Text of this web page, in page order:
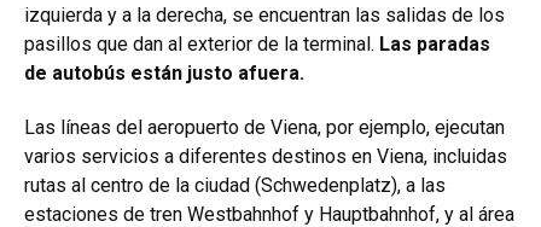
izquierda y a la derecha, se encuentran las salidas de los
pasillos que dan al exterior de la terminal. Las paradas
de autobús están justo afuera.
Las líneas del aeropuerto de Viena, por ejemplo, ejecutan
varios servicios a diferentes destinos en Viena, incluidas
rutas al centro de la ciudad (Schwedenplatz), a las
estaciones de tren Westbahnhof y Hauptbahnhof, y al área